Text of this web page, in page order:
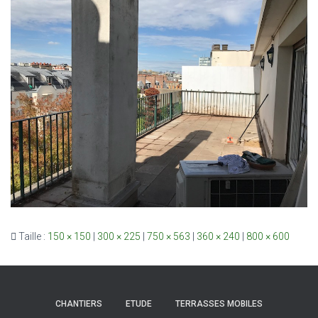
Taille : 150 × 150 | 300 × 225 | 750 × 563 | 360 × 240 | 800 × 600
CHANTIERS ETUDE TERRASSES MOBILES